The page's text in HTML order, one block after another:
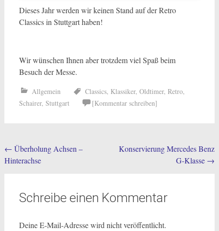
Dieses Jahr werden wir keinen Stand auf der Retro
Classics in Stuttgart haben!
Wir wünschen Ihnen aber trotzdem viel Spaß beim
Besuch der Messe.
Allgemein Classics, Klassiker, Oldtimer, Retro,
Schairer, Stuttgart [Kommentar schreiben]
Post
navigation
← Überholung Achsen –
Hinterachse
Konservierung Mercedes Benz
G-Klasse →
Schreibe einen Kommentar
Deine E-Mail-Adresse wird nicht veröffentlicht.